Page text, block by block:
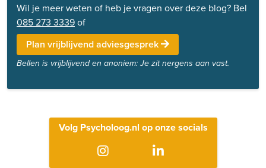
Wil je meer weten of heb je vragen over deze blog? Bel
085 273 3339of
Plan vrijblijvend adviesgesprek
Bellen is vrijblijvend en anoniem: Je zit nergens aan vast.
Volg Psycholoog.nl op onze socials